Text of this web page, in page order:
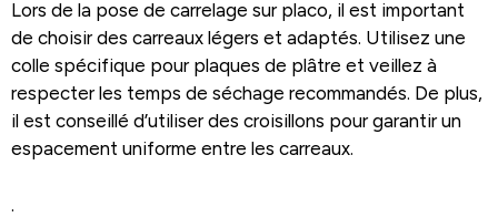
Lors de la pose de carrelage sur placo, il est important
de choisir des carreaux légers et adaptés. Utilisez une
colle spécifique pour plaques de plâtre et veillez à
respecter les temps de séchage recommandés. De plus,
il est conseillé d’utiliser des croisillons pour garantir un
espacement uniforme entre les carreaux.
.